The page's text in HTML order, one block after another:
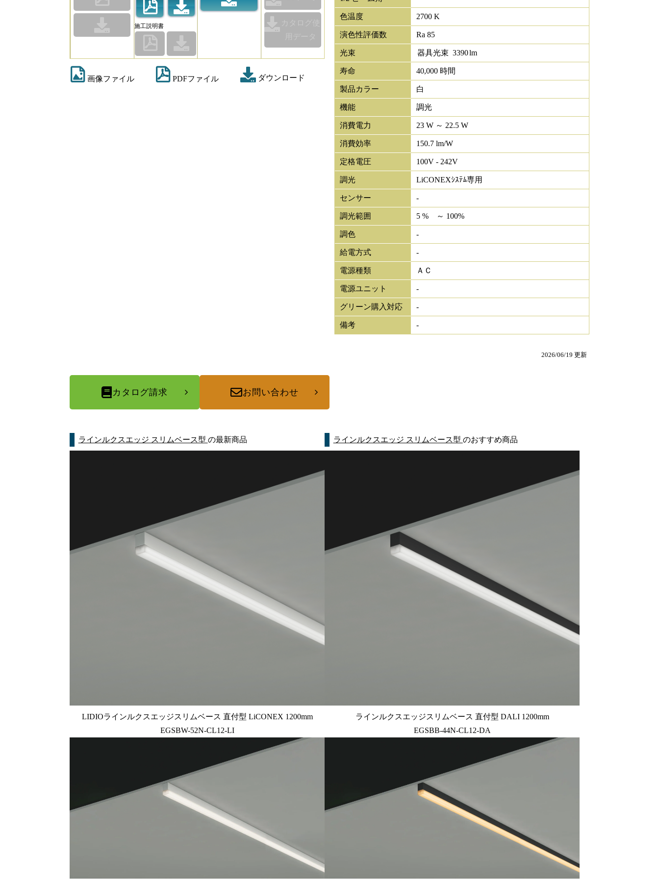
施工説明書
カタログ使
用データ
画像ファイル PDFファイル ダウンロード
色温度 2700 K
演色性評価数 Ra 85
光束 器具光束 3390lm
寿命 40,000 時間
製品カラー 白
機能 調光
消費電力 23 W ～ 22.5 W
消費効率 150.7 lm/W
定格電圧 100V - 242V
調光 LiCONEXｼｽﾃﾑ専用
センサー -
調光範囲 5 % ～ 100%
調色 -
給電方式 -
電源種類 ＡＣ
電源ユニット -
グリーン購入対応 -
備考 -
2026/06/19 更新
カタログ請求 お問い合わせ
ラインルクスエッジ スリムベース型 の最新商品
LIDIOラインルクスエッジスリムベース 直付型 LiCONEX 1200mm
EGSBW-52N-CL12-LI
ラインルクスエッジ スリムベース型 のおすすめ商品
ラインルクスエッジスリムベース 直付型 DALI 1200mm
EGSBB-44N-CL12-DA